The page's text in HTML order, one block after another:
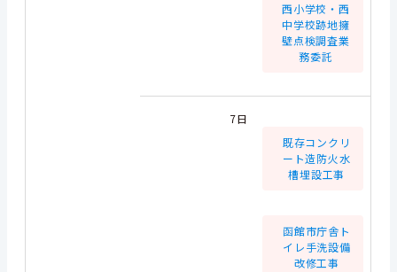
西小学校・西
中学校跡地擁
壁点検調査業
務委託
7日
既存コンクリ
ート造防火水
槽埋設工事
函館市庁舎ト
イレ手洗設備
改修工事